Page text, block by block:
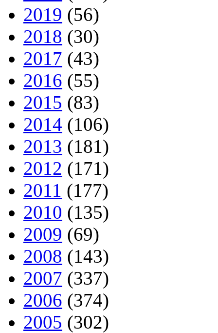
2019 (56)
2018 (30)
2017 (43)
2016 (55)
2015 (83)
2014 (106)
2013 (181)
2012 (171)
2011 (177)
2010 (135)
2009 (69)
2008 (143)
2007 (337)
2006 (374)
2005 (302)